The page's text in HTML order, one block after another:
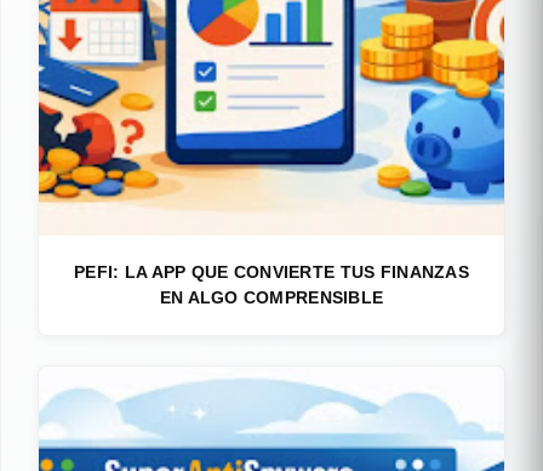
PEFI: LA APP QUE CONVIERTE TUS FINANZAS
EN ALGO COMPRENSIBLE